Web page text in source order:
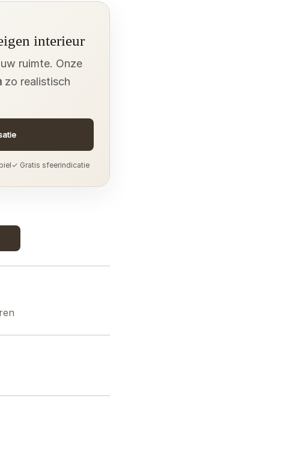
interieur
ruimte. Onze
zo realistisch
✓ Gratis sfeerindicatie